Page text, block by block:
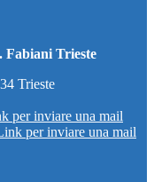
Fabiani Trieste
Trieste
per inviare una mail
per inviare una mail